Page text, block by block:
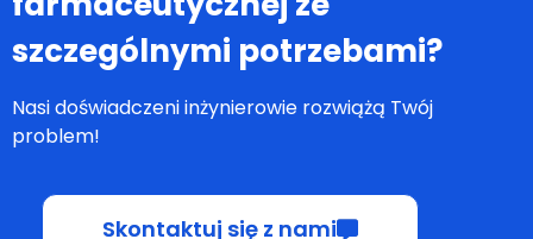
szczególnymi potrzebami?
Nasi doświadczeni inżynierowie rozwiążą Twój
problem!
Skontaktuj się z nami